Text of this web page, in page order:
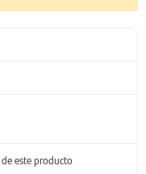
de este producto